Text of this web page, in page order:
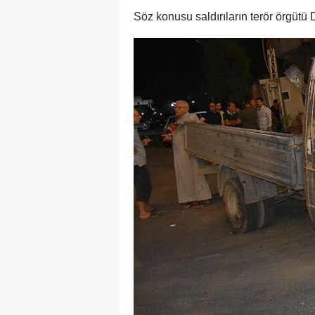
Söz konusu saldırıların terör